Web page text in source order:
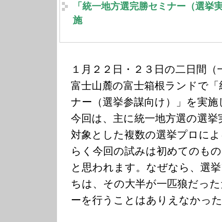
「統一地方選完勝セミナー（選挙
施
１月２２日・２３日の二日間
富士山麓の富士箱根ランドで
ナー（選挙参謀向け）」を実
今回は、主に統一地方選の選
対象とした複数の選挙プロに
らく今回の試みは初めてのも
と思われます。なぜなら、選
ちは、その大半が一匹狼だっ
ーを行うことはありえなかっ